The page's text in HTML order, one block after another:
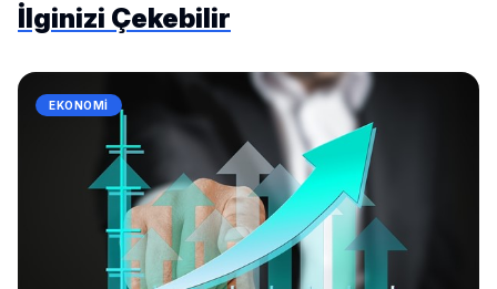
İlginizi Çekebilir
EKONOMI